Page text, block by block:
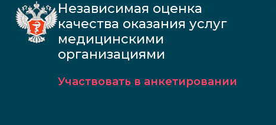
Независимая оценка
качества оказания услуг
медицинскими
организациями
Участвовать в анкетировании